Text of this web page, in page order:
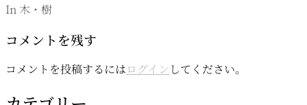
In 木・樹
コメントを残す
コメントを投稿するにはログイン してください。